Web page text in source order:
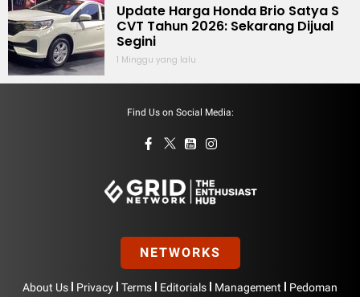
Update Harga Honda Brio Satya S
CVT Tahun 2026: Sekarang Dijual
Segini
1 Minggu yang lalu
Find Us on Social Media:
NETWORKS
About Us Privacy Terms Editorials Management Pedoman